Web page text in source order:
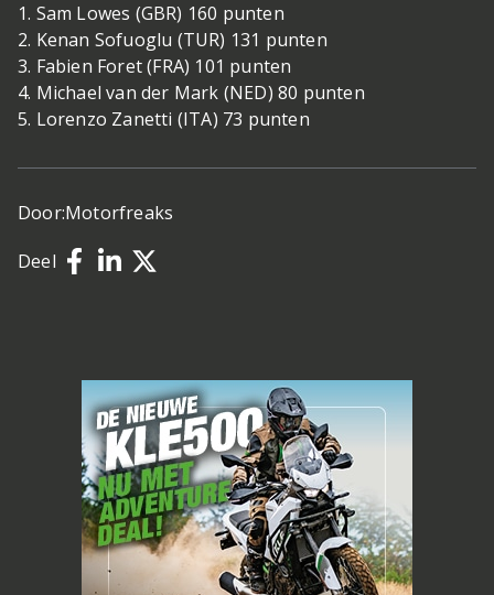
1. Sam Lowes (GBR) 160 punten
2. Kenan Sofuoglu (TUR) 131 punten
3. Fabien Foret (FRA) 101 punten
4. Michael van der Mark (NED) 80 punten
5. Lorenzo Zanetti (ITA) 73 punten
Door:Motorfreaks
Deel